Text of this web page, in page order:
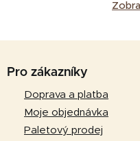
Pro zákazníky
Doprava a platba
Moje objednávka
Paletový prodej